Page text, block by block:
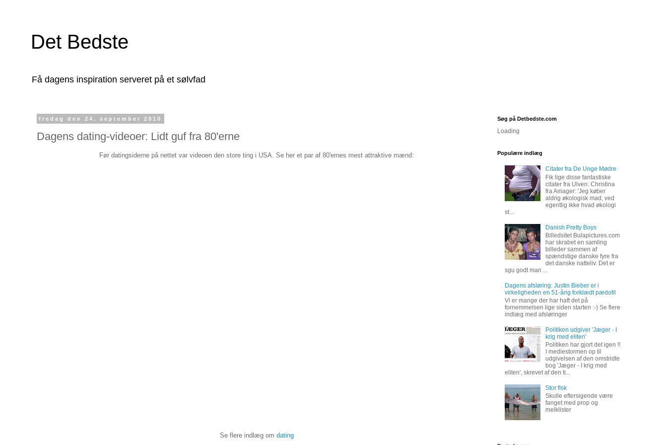
Det Bedste
Få dagens inspiration serveret på et sølvfad
fredag den 24. september 2010
Dagens dating-videoer: Lidt guf fra 80'erne
Før datingsiderne på nettet var videoen den store ting i USA. Se her et par af 80'ernes mest attraktive mænd:
Se flere indlæg om dating
Søg på Detbedste.com
Loading
Populære indlæg
Citater fra De Unge Mødre
Fik lige disse fantastiske
citater fra Ulven: Christina
fra Amager: 'Jeg køber
aldrig økologisk mad, ved
egentlig ikke hvad økologi
st...
Danish Pretty Boys
Billedsitet Bulapictures.com
har skrabet en samling
billeder sammen af
spændstige danske fyre fra
det danske natteliv. Det er
sgu godt man ...
Dagens afsløring: Justin Bieber er i
virkeligheden en 51-årig forklædt pædofil
Vi er mange der har haft det på
fornemmelsen lige siden starten :-) Se flere
indlæg med afsløringer
Politiken udgiver 'Jæger - I
krig med eliten'
Politiken har gjort det igen !!
I mediestormen op til
udgivelsen af den omstridte
bog 'Jæger - I krig med
eliten', skrevet af den ti...
Stor fisk
Skulle eftersigende være
fanget med prop og
melklister